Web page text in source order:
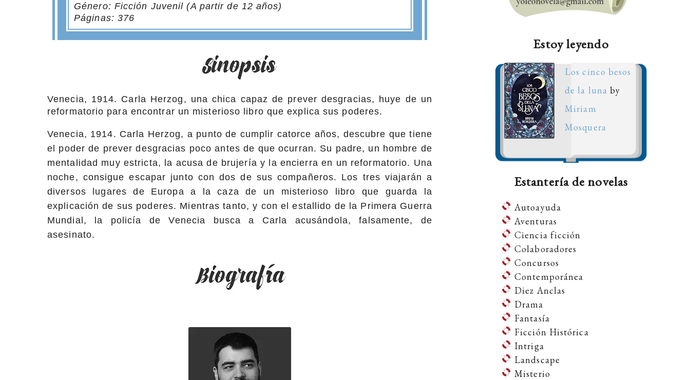
Género: Ficción Juvenil (A partir de 12 años)
Páginas: 376
Venecia, 1914. Carla Herzog, una chica capaz de prever desgracias, huye de un
reformatorio para encontrar un misterioso libro que explica sus poderes.
Venecia, 1914. Carla Herzog, a punto de cumplir catorce años, descubre que tiene
el poder de prever desgracias poco antes de que ocurran. Su padre, un hombre de
mentalidad muy estricta, la acusa de brujería y la encierra en un reformatorio. Una
noche, consigue escapar junto con dos de sus compañeros. Los tres viajarán a
diversos lugares de Europa a la caza de un misterioso libro que guarda la
explicación de sus poderes. Mientras tanto, y con el estallido de la Primera Guerra
Mundial, la policía de Venecia busca a Carla acusándola, falsamente, de
asesinato.
Estoy leyendo
Los cinco besos
de la luna by
Miriam
Mosquera
Estantería de novelas
Autoayuda
Aventuras
Ciencia ficción
Colaboradores
Concursos
Contemporánea
Diez Anclas
Drama
Fantasía
Ficción Histórica
Intriga
Landscape
Misterio